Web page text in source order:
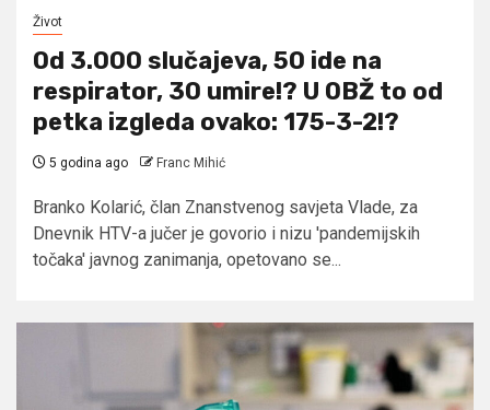
Život
Od 3.000 slučajeva, 50 ide na
respirator, 30 umire!? U OBŽ to od
petka izgleda ovako: 175-3-2!?
5 godina ago Franc Mihić
Branko Kolarić, član Znanstvenog savjeta Vlade, za
Dnevnik HTV-a jučer je govorio i nizu 'pandemijskih
točaka' javnog zanimanja, opetovano se...